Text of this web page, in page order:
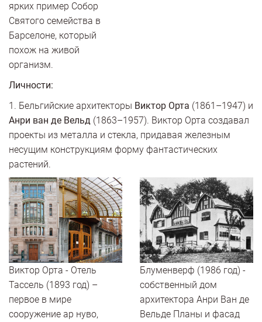
ярких пример Собор
Святого семейства в
Барселоне, который
похож на живой
организм.
Личности:
1. Бельгийские архитекторы Виктор Орта (1861–1947) и
Анри ван де Вельд (1863–1957). Виктор Орта создавал
проекты из металла и стекла, придавая железным
несущим конструкциям форму фантастических
растений.
Виктор Орта - Отель
Тассель (1893 год) –
первое в мире
сооружение ар нуво,
Блуменверф (1986 год) -
собственный дом
архитектора Анри Ван де
Вельде Планы и фасад